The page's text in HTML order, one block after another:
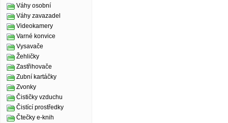
Váhy osobní
Váhy zavazadel
Videokamery
Varné konvice
Vysavače
Žehličky
Zastřihovače
Zubní kartáčky
Zvonky
Čističky vzduchu
Čistící prostředky
Čtečky e-knih